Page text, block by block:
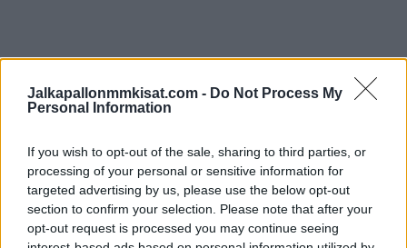
Jalkapallonmmkisat.com - Do Not Process My
Personal Information
If you wish to opt-out of the sale, sharing to third parties, or
processing of your personal or sensitive information for
targeted advertising by us, please use the below opt-out
section to confirm your selection. Please note that after your
opt-out request is processed you may continue seeing